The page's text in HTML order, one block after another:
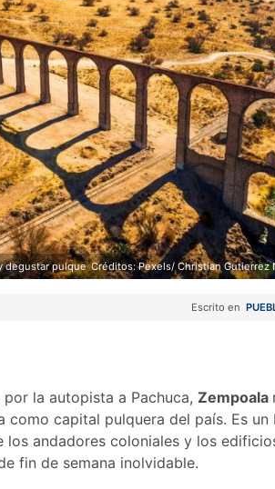
degustar pulque Créditos: Pexels/ Christian Gutierrez
Escrito en
la autopista a Pachuca, Zempoala
capital pulquera del país. Es un
andadores coloniales y los
fin de semana inolvidable.